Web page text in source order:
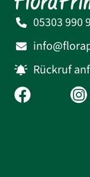
05303 990
Rückruf